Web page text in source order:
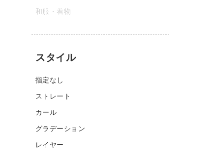
和服・着物
スタイル
指定なし
ストレート
カール
グラデーション
レイヤー